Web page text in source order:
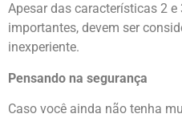
Apesar das características 2
importantes, devem ser
inexperiente.
Pensando na segurança
Caso você ainda não tenha